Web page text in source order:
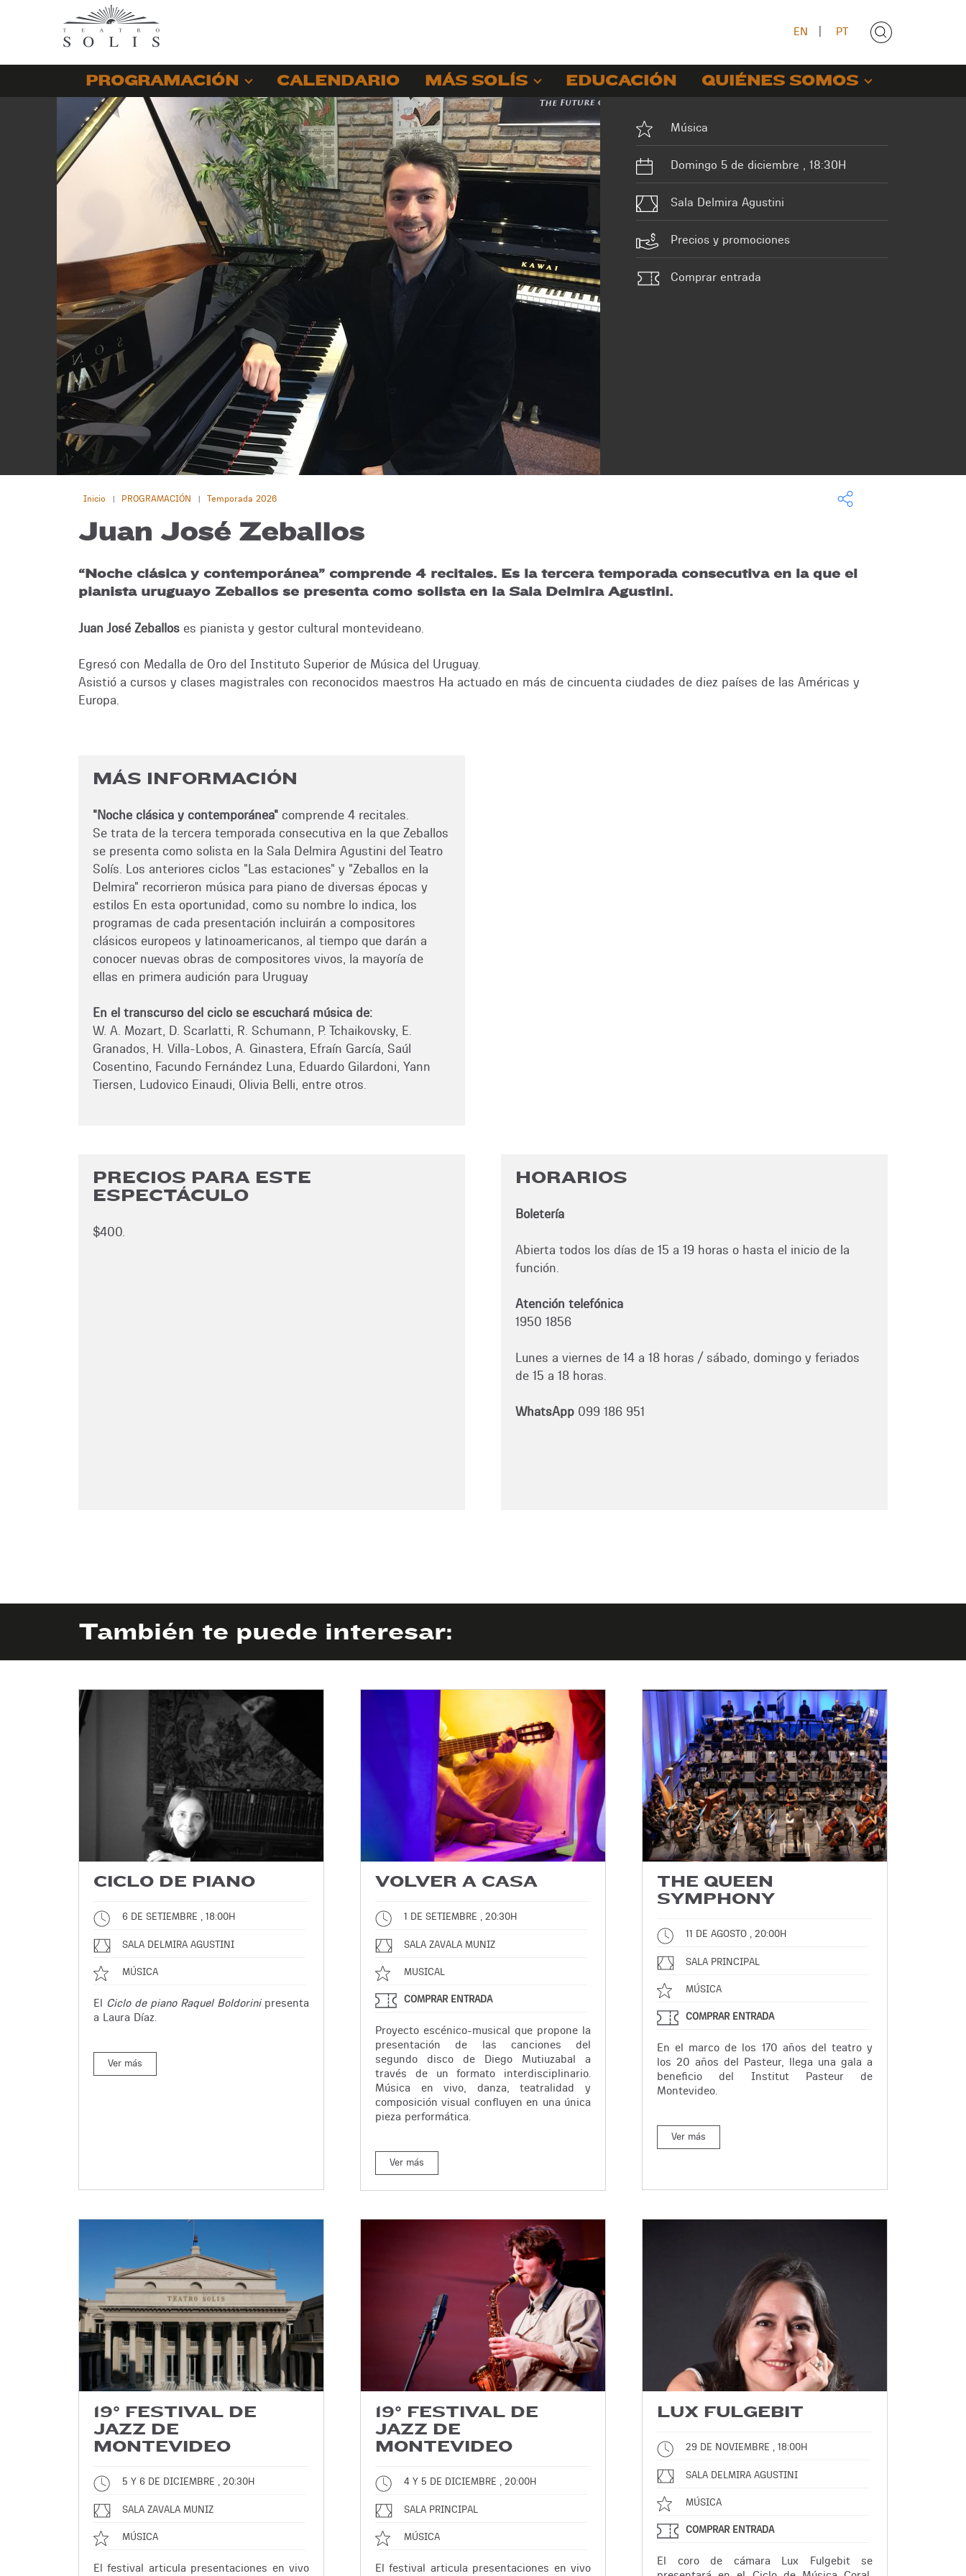
EN PT
PROGRAMACIÓN CALENDARIO MÁS SOLÍS EDUCACIÓN QUIÉNES SOMOS
Música
Domingo 5 de diciembre , 18:30H
Sala Delmira Agustini
Precios y promociones
Comprar entrada
Inicio PROGRAMACIÓN Temporada 2026
Juan José Zeballos
“Noche clásica y contemporánea” comprende 4 recitales. Es la tercera temporada consecutiva en la que el
pianista uruguayo Zeballos se presenta como solista en la Sala Delmira Agustini.
Juan José Zeballos es pianista y gestor cultural montevideano.
Egresó con Medalla de Oro del Instituto Superior de Música del Uruguay.
Asistió a cursos y clases magistrales con reconocidos maestros Ha actuado en más de cincuenta ciudades de diez países de las Américas y
Europa.
MÁS INFORMACIÓN
"Noche clásica y contemporánea" comprende 4 recitales.
Se trata de la tercera temporada consecutiva en la que Zeballos
se presenta como solista en la Sala Delmira Agustini del Teatro
Solís. Los anteriores ciclos "Las estaciones" y "Zeballos en la
Delmira" recorrieron música para piano de diversas épocas y
estilos En esta oportunidad, como su nombre lo indica, los
programas de cada presentación incluirán a compositores
clásicos europeos y latinoamericanos, al tiempo que darán a
conocer nuevas obras de compositores vivos, la mayoría de
ellas en primera audición para Uruguay
En el transcurso del ciclo se escuchará música de:
W. A. Mozart, D. Scarlatti, R. Schumann, P. Tchaikovsky, E.
Granados, H. Villa-Lobos, A. Ginastera, Efraín García, Saúl
Cosentino, Facundo Fernández Luna, Eduardo Gilardoni, Yann
Tiersen, Ludovico Einaudi, Olivia Belli, entre otros.
PRECIOS PARA ESTE
ESPECTÁCULO
$400.
HORARIOS
Boletería
Abierta todos los días de 15 a 19 horas o hasta el inicio de la
función.
Atención telefónica
1950 1856
Lunes a viernes de 14 a 18 horas / sábado, domingo y feriados
de 15 a 18 horas.
WhatsApp 099 186 951
También te puede interesar:
CICLO DE PIANO
6 DE SETIEMBRE , 18:00H
SALA DELMIRA AGUSTINI
MÚSICA
El Ciclo de piano Raquel Boldorinipresenta
a Laura Díaz.
Ver más
VOLVER A CASA
1 DE SETIEMBRE , 20:30H
SALA ZAVALA MUNIZ
MUSICAL
COMPRAR ENTRADA
Proyecto escénico-musical que propone la
presentación de las canciones del
segundo disco de Diego Mutiuzabal a
través de un formato interdisciplinario.
Música en vivo, danza, teatralidad y
composición visual confluyen en una única
pieza performática.
Ver más
THE QUEEN
SYMPHONY
11 DE AGOSTO , 20:00H
SALA PRINCIPAL
MÚSICA
COMPRAR ENTRADA
En el marco de los 170 años del teatro y
los 20 años del Pasteur, llega una gala a
beneficio del Institut Pasteur de
Montevideo.
Ver más
19° FESTIVAL DE
JAZZ DE
MONTEVIDEO
5 Y 6 DE DICIEMBRE , 20:30H
SALA ZAVALA MUNIZ
MÚSICA
El festival articula presentaciones en vivo
19° FESTIVAL DE
JAZZ DE
MONTEVIDEO
4 Y 5 DE DICIEMBRE , 20:00H
SALA PRINCIPAL
MÚSICA
El festival articula presentaciones en vivo
LUX FULGEBIT
29 DE NOVIEMBRE , 18:00H
SALA DELMIRA AGUSTINI
MÚSICA
COMPRAR ENTRADA
El coro de cámara Lux Fulgebit se